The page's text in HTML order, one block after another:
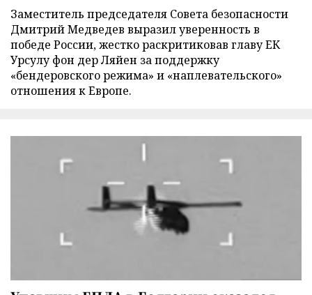
Заместитель председателя Совета безопасности
Дмитрий Медведев выразил уверенность в
победе России, жестко раскритиковав главу ЕК
Урсулу фон дер Ляйен за поддержку
«бендеровского режима» и «наплевательского»
отношения к Европе.